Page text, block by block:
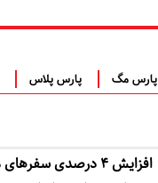
پارس مگ پارس پلاس
افزایش ۴ درصدی سفرهای مردمی در یک هفته گذشته